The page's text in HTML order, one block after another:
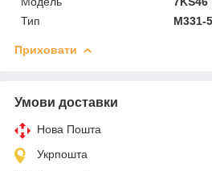
Тип
M331-5
Приховати
Умови доставки
Нова Пошта
Укрпошта